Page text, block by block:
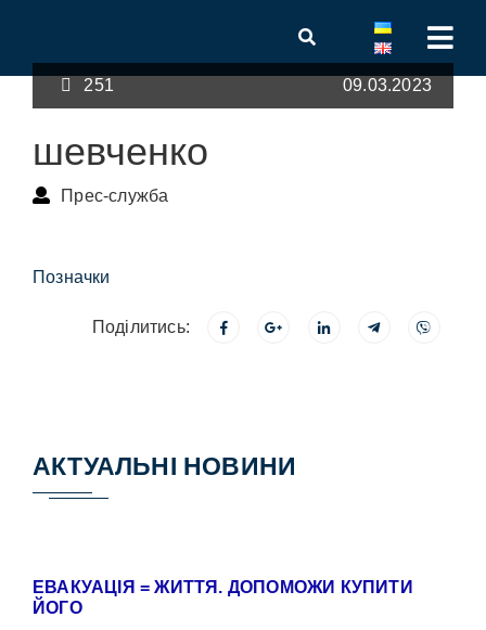
251 09.03.2023
шевченко
Прес-служба
Позначки
Поділитись:
АКТУАЛЬНІ НОВИНИ
ЕВАКУАЦІЯ = ЖИТТЯ. ДОПОМОЖИ КУПИТИ
ЙОГО